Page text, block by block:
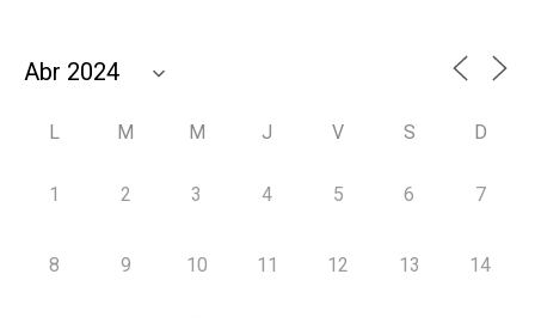
L M M J V S D
1 2 3 4 5 6 7
8 9 10 11 12 13 14